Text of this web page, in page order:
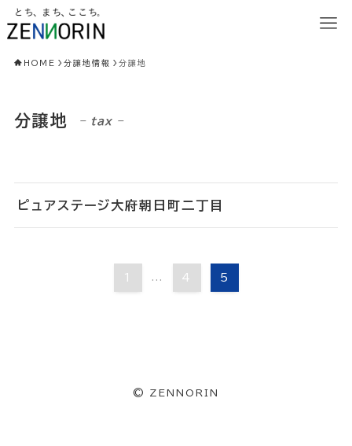
HOME 分譲地情報 分譲地
分譲地 – tax –
ピュアステージ大府朝日町二丁目
1 ... 4 5
© ZENNORIN